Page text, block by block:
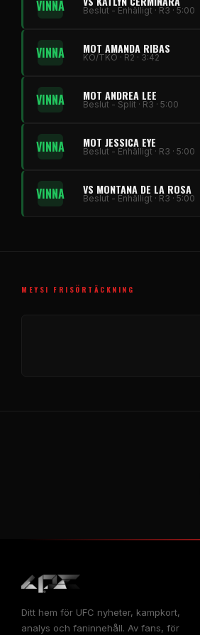
VINNA Beslut - Enhälligt · R3 · 5:00
VINNA MOT AMANDA RIBAS
KO/TKO · R2 · 3:42
VINNA MOT ANDREA LEE
Beslut - Split · R3 · 5:00
VINNA MOT JESSICA EYE
Beslut - Enhälligt · R3 · 5:00
VINNA VS MONTANA DE LA ROSA
Beslut - Enhälligt · R3 · 5:00
MEYSI FRISÖRTÄCKNING
Ditt hem för UFC nyheter, kampkort,
analys och faninnehåll. Av fans, för